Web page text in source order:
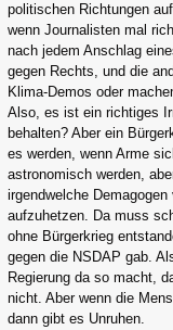
politischen Richtungen
wenn Journalisten mal
nach jedem Anschlag
gegen Rechts, und die
Klima-Demos oder
Also, es ist ein richtiges
behalten? Aber ein
es werden, wenn Arme
astronomisch werden,
irgendwelche
aufzuhetzen. Da muss
ohne Bürgerkrieg
gegen die NSDAP gab.
Regierung da so macht,
nicht. Aber wenn die
dann gibt es Unruhen.